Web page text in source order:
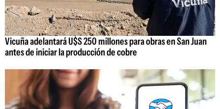
Vicuña adelantará U$S 250 millones para obras en San Juan
antes de iniciar la producción de cobre